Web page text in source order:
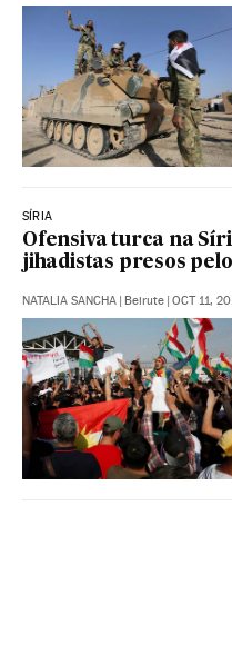
SÍRIA
Ofensiva turca na
jihadistas presos
NATALIA SANCHA | Beirute | OCT 11,